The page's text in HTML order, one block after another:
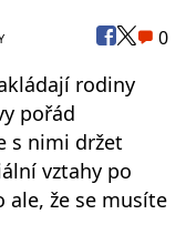
0
rodiny
pořád
s nimi držet
vztahy po
ale, že se musíte